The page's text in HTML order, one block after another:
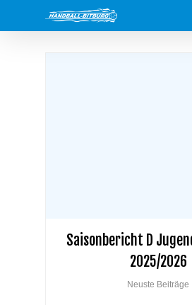
Saisonbericht D
2025/2026
Neuste Beiträge